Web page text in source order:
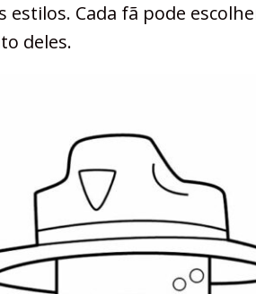
Cada fã pode
deles.